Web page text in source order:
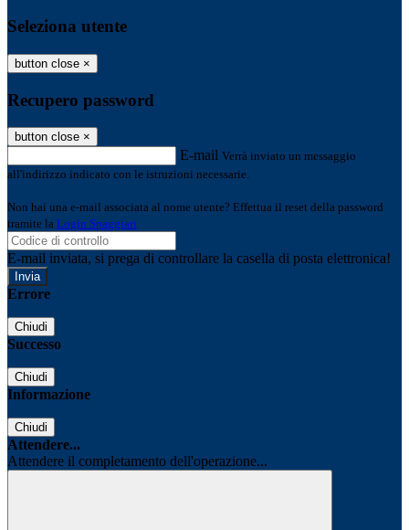
Seleziona utente
button close ×
Recupero password
button close ×
E-mail Verrà inviato un messaggio
all'indirizzo indicato con le istruzioni necessarie.
Non hai una e-mail associata al nome utente? Effettua il reset della password
tramite la Login Spaggiari
E-mail inviata, si prega di controllare la casella di posta elettronica!
Errore
Chiudi
Successo
Chiudi
Informazione
Chiudi
Attendere...
Attendere il completamento dell'operazione...